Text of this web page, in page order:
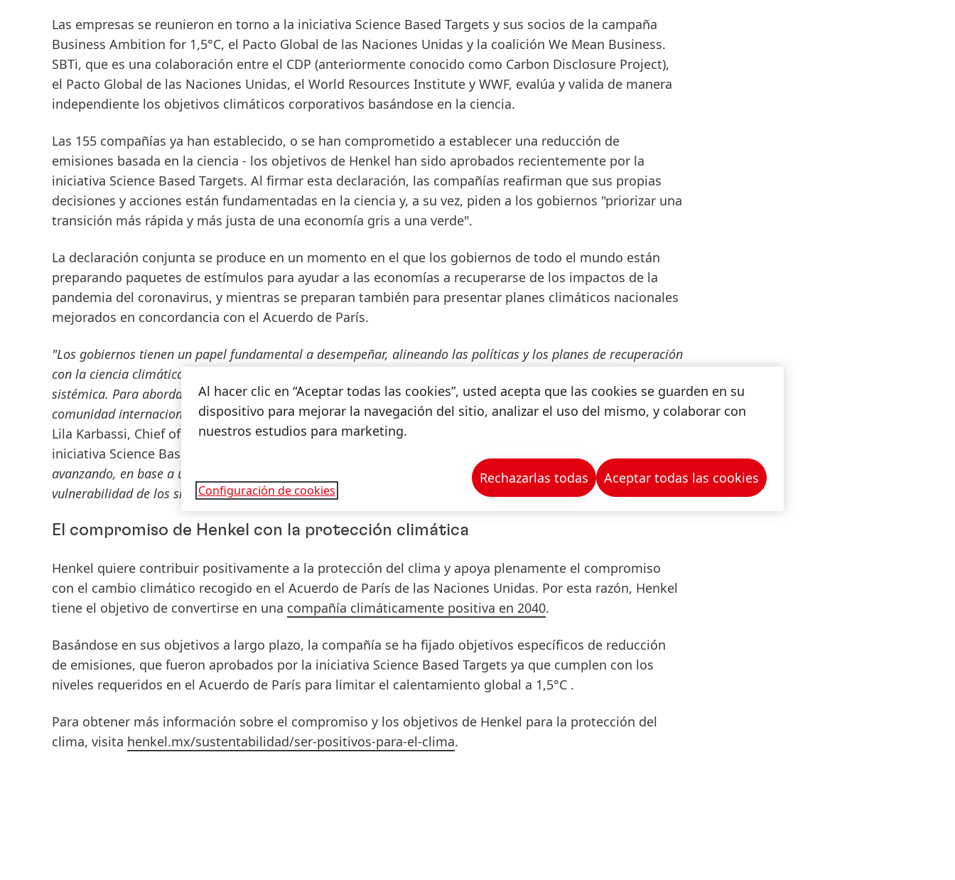
Las empresas se reunieron en torno a la iniciativa Science Based Targets y sus socios de la campaña
Business Ambition for 1,5°C, el Pacto Global de las Naciones Unidas y la coalición We Mean Business.
SBTi, que es una colaboración entre el CDP (anteriormente conocido como Carbon Disclosure Project),
el Pacto Global de las Naciones Unidas, el World Resources Institute y WWF, evalúa y valida de manera
independiente los objetivos climáticos corporativos basándose en la ciencia.
Las 155 compañías ya han establecido, o se han comprometido a establecer una reducción de
emisiones basada en la ciencia - los objetivos de Henkel han sido aprobados recientemente por la
iniciativa Science Based Targets. Al firmar esta declaración, las compañías reafirman que sus propias
decisiones y acciones están fundamentadas en la ciencia y, a su vez, piden a los gobiernos "priorizar una
transición más rápida y más justa de una economía gris a una verde".
La declaración conjunta se produce en un momento en el que los gobiernos de todo el mundo están
preparando paquetes de estímulos para ayudar a las economías a recuperarse de los impactos de la
pandemia del coronavirus, y mientras se preparan también para presentar planes climáticos nacionales
mejorados en concordancia con el Acuerdo de París.
"Los gobiernos tienen un papel fundamental a desempeñar, alineando las políticas y los planes de recuperación
con la ciencia climática más reciente, pero solos no pueden impulsar una transformación socioeconómica
sistémica. Para abordar la crisis interconectada a la que nos enfrentamos, debemos trabajar juntos como una
comunidad internacional para cumplir los Objetivos de Desarrollo Sostenible y el Acuerdo de París", afirmó
Lila Karbassi, Chief of Programmes del Pacto Global de las Naciones Unidas y Board Member de la
iniciativa Science Based Targets.
avanzando, en base a unas ambiciosas iniciativas basadas en criterios científicas que nos ayudarán a reducir la
vulnerabilidad de los sistemas económicos frente a futuras crisis y desastres".
El compromiso de Henkel con la protección climática
Henkel quiere contribuir positivamente a la protección del clima y apoya plenamente el compromiso
con el cambio climático recogido en el Acuerdo de París de las Naciones Unidas. Por esta razón, Henkel
tiene el objetivo de convertirse en una compañía climáticamente positiva en 2040.
Basándose en sus objetivos a largo plazo, la compañía se ha fijado objetivos específicos de reducción
de emisiones, que fueron aprobados por la iniciativa Science Based Targets ya que cumplen con los
niveles requeridos en el Acuerdo de París para limitar el calentamiento global a 1,5°C .
Para obtener más información sobre el compromiso y los objetivos de Henkel para la protección del
clima, visita henkel.mx/sustentabilidad/ser-positivos-para-el-clima.
Al hacer clic en “Aceptar todas las cookies”, usted acepta que las cookies se guarden en su
dispositivo para mejorar la navegación del sitio, analizar el uso del mismo, y colaborar con
nuestros estudios para marketing.
Configuración de cookies
Rechazarlas todas Aceptar todas las cookies